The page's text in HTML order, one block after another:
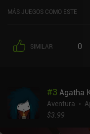
MÁS JUEGOS COMO ESTE
SIMILAR 0
#3 Agatha
Aventura
$3.99